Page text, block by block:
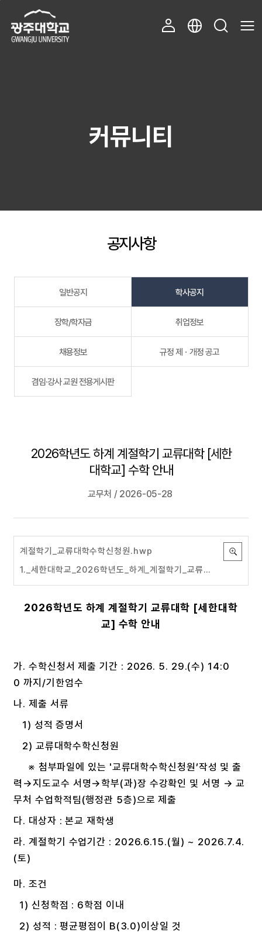
커뮤니티
공지사항
일반공지 학사공지
장학/학자금 취업정보
채용정보 규정 제ㆍ개정 공고
겸임·강사 교원 전용게시판
2026학년도 하계 계절학기 교류대학 [세한
대학교] 수학 안내
교무처 / 2026-05-28
계절학기_교류대학수학신청원.hwp
1._세한대학교_2026학년도_하계_계절학기_교류수학_안내문.hwpx
2026학년도 하계 계절학기 교류대학 [세한대학
교] 수학 안내
가. 수학신청서 제출 기간 : 2026. 5. 29.(수) 14:0
0 까지/기한엄수
나. 제출 서류
1) 성적 증명서
2) 교류대학수학신청원
※ 첨부파일에 있는 '교류대학수학신청원’작성 및 출
력→지도교수 서명→학부(과)장 수강확인 및 서명 → 교
무처 수업학적팀(행정관 5층)으로 제출
다. 대상자 : 본교 재학생
라. 계절학기 수업기간 : 2026.6.15.(월) ~ 2026.7.4.
(토)
마. 조건
1) 신청학점 : 6학점 이내
2) 성적 : 평균평점이 B(3.0)이상일 것